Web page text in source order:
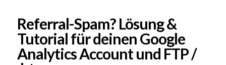
Referral-Spam? Lösung &
Tutorial für deinen Google
Analytics Account und FTP /